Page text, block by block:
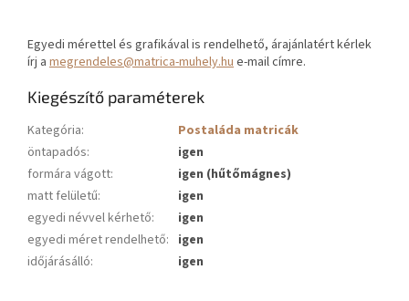
Egyedi mérettel és grafikával is rendelhető, árajánlatért kérlek
írj a megrendeles@matrica-muhely.hue-mail címre.
Kiegészítő paraméterek
Kategória:
Postaláda matricák
öntapadós:
igen
formára vágott:
igen (hűtőmágnes)
matt felületű:
igen
egyedi névvel kérhető:
igen
egyedi méret rendelhető: igen
időjárásálló: igen